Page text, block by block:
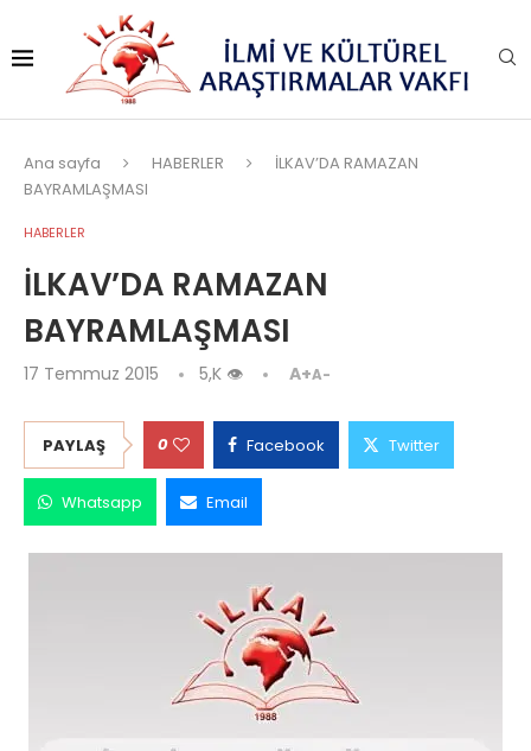
Ana sayfa HABERLER
İLKAV’DA RAMAZAN
BAYRAMLAŞMASI
HABERLER
İLKAV’DA RAMAZAN
BAYRAMLAŞMASI
17 Temmuz 2015 5,K 👁 A+A-
PAYLAŞ 0 Facebook Twitter
Whatsapp Email